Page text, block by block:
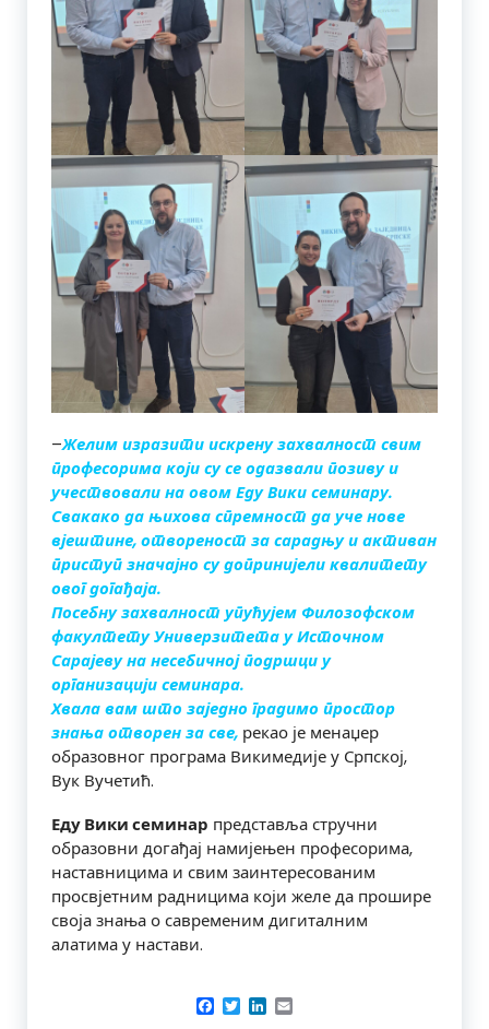
–Желим изразити искрену захвалност свим
професорима који су се одазвали позиву и
учествовали на овом Еду Вики семинару.
Свакако да њихова спремност да уче нове
вјештине, отвореност за сарадњу и активан
приступ значајно су допринијели квалитету
овог догађаја.
Посебну захвалност упућујем Филозофском
факултету Универзитета у Источном
Сарајеву на несебичној подршци у
организацији семинара.
Хвала вам што заједно градимо простор
знања отворен за све, рекао је менаџер
образовног програма Викимедије у Српској,
Вук Вучетић.
Еду Вики семинар представља стручни
образовни догађај намијењен професорима,
наставницима и свим заинтересованим
просвјетним радницима који желе да прошире
своја знања о савременим дигиталним
алатима у настави.
Facebook
TwitterLinkedIn